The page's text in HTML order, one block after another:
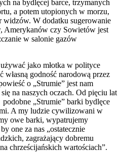
na bydlęcej barce, trzymanych
a potem utopionych w morzu,
widzów. W dodatku sugerowanie
Amerykanów czy Sowietów jest
w salonie gazów
jako młotka w polityce
godność narodową przez
o „Strumie” jest nam
na naszych oczach. Od pięciu lat
„Strumie” barki bydlęce
A my ludzie cywilizowani w
owe barki, wypatrujemy
one za nas „ostatecznie
zagrażający dobremu
chrześcijańskich wartościach”.